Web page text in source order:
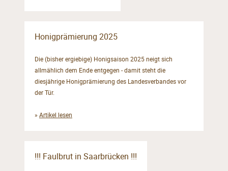
Honigprämierung 2025
Die (bisher ergiebige) Honigsaison 2025 neigt sich
allmählich dem Ende entgegen - damit steht die
diesjährige Honigprämierung des Landesverbandes vor
der Tür.
» Artikel lesen
!!! Faulbrut in Saarbrücken !!!